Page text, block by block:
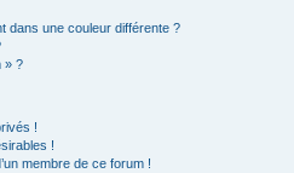
dans une couleur différente ?
» ?
!
!
membre de ce forum !